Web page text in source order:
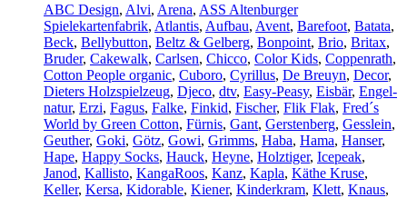
ABC Design, Alvi, Arena, ASS Altenburger
Spielekartenfabrik, Atlantis, Aufbau, Avent, Barefoot, Batata,
Beck, Bellybutton, Beltz & Gelberg, Bonpoint, Brio, Britax,
Bruder, Cakewalk, Carlsen, Chicco, Color Kids, Coppenrath,
Cotton People organic, Cuboro, Cyrillus, De Breuyn, Decor,
Dieters Holzspielzeug, Djeco, dtv, Easy-Peasy, Eisbär, Engel-
natur, Erzi, Fagus, Falke, Finkid, Fischer, Flik Flak, Fred´s
World by Green Cotton, Fürnis, Gant, Gerstenberg, Gesslein,
Geuther, Goki, Götz, Gowi, Grimms, Haba, Hama, Hanser,
Hape, Happy Socks, Hauck, Heyne, Holztiger, Icepeak,
Janod, Kallisto, KangaRoos, Kanz, Kapla, Käthe Kruse,
Keller, Kersa, Kidorable, Kiener, Kinderkram, Klett, Knaus,